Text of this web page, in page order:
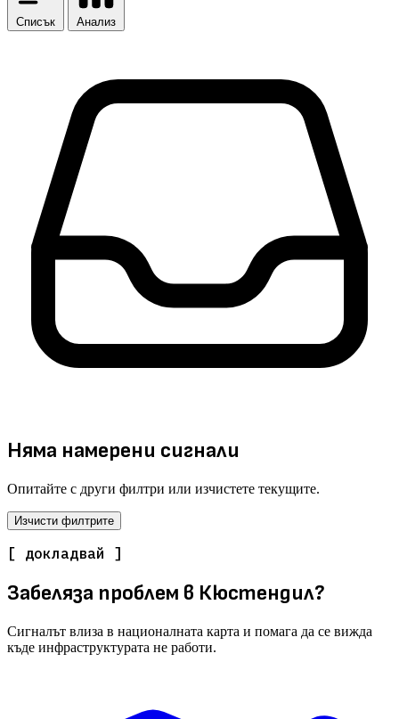
Списък Анализ
Няма намерени сигнали
Опитайте с други филтри или изчистете текущите.
Изчисти филтрите
[ докладвай ]
Забеляза проблем в Кюстендил?
Сигналът влиза в националната карта и помага да се вижда
къде инфраструктурата не работи.